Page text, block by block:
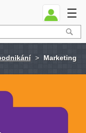
☰
>
Marketing